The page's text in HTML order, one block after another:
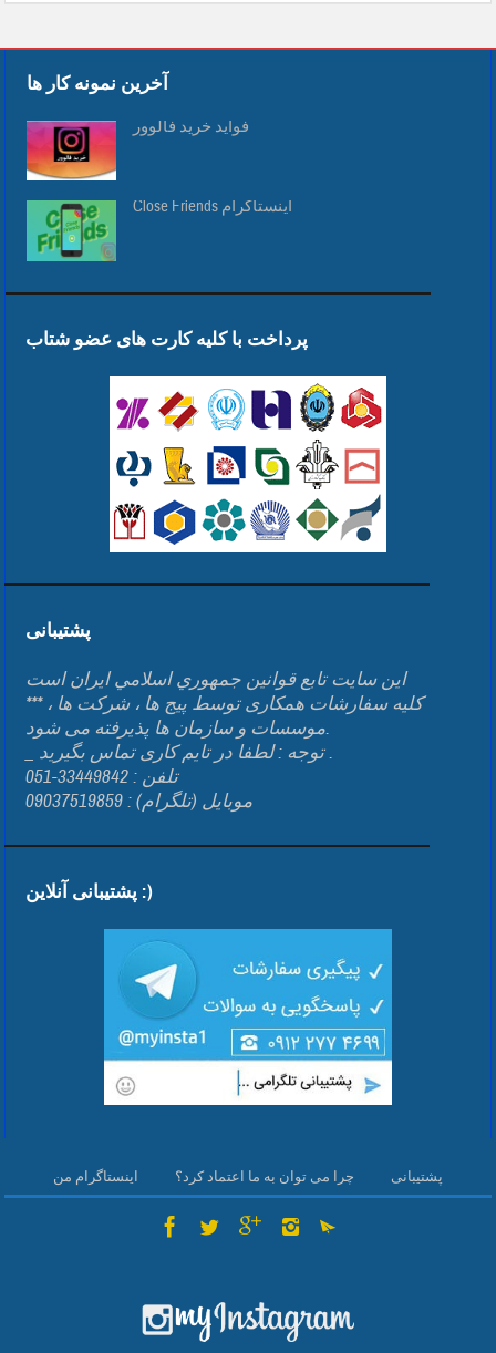
آخرین نمونه کار ها
فواید خرید فالوور
Close Friends اینستاگرام
پرداخت با کلیه کارت های عضو شتاب
پشتیبانی
اين سايت تابع قوانين جمهوري اسلامي ايران است
*** کلیه سفارشات همکاری توسط پیج ها ، شرکت ها ،
موسسات و سازمان ها پذیرفته می شود.
_ توجه : لطفا در تایم کاری تماس بگیرید .
تلفن : 33449842-051
موبایل (تلگرام) : 09037519859
پشتیبانی آنلاین :)
اینستاگرام من چرا می توان به ما اعتماد کرد؟ پشتیبانی